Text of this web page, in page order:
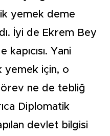
yemek deme
İyi de Ekrem Bey
kapıcısı. Yani
yemek için, o
ne de tebliğ
Diplomatik
devlet bilgisi